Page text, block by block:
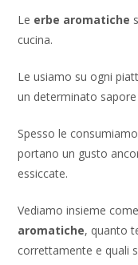
Le erbe aromatiche
cucina.
Le usiamo su ogni
un determinato
Spesso le
portano un gusto
essiccate.
Vediamo insieme
aromatiche, quanto
correttamente e quali